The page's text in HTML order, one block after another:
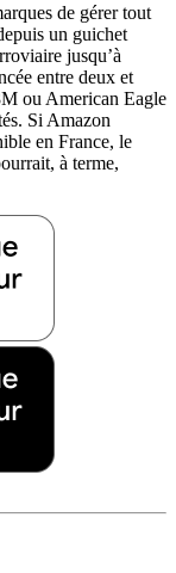
de gérer tout
un guichet
jusqu’à
entre deux et
ou American Eagle
Si Amazon
en France, le
à terme,